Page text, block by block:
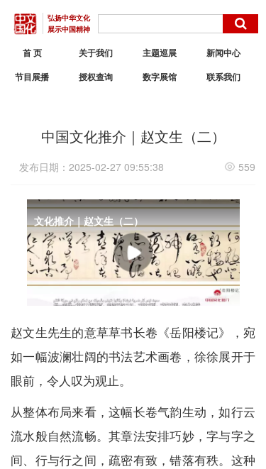
弘扬中华文化
展示中国精神
首 页 关于我们 主题巡展 新闻中心
节目展播 联系我们
授权查询 数字展馆
中国文化推介｜赵文生（二）
发布日期：2025-02-27 09:55:38 559
赵文生先生的意草草书长卷《岳阳楼记》，宛
如一幅波澜壮阔的书法艺术画卷，徐徐展开于
眼前，令人叹为观止。
从整体布局来看，这幅长卷气韵生动，如行云
流水般自然流畅。其章法安排巧妙，字与字之
间、行与行之间，疏密有致，错落有秩。这种